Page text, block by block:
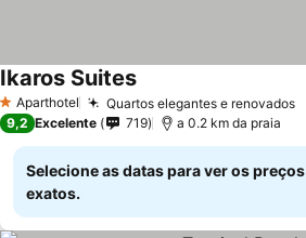
1 Estrelas
Aparthotel Quartos elegantes e renovados
Ikaros Suites
9,2 Excelente 719 a 0.2 km da praia
Selecione as datas para ver os preços
exatos.